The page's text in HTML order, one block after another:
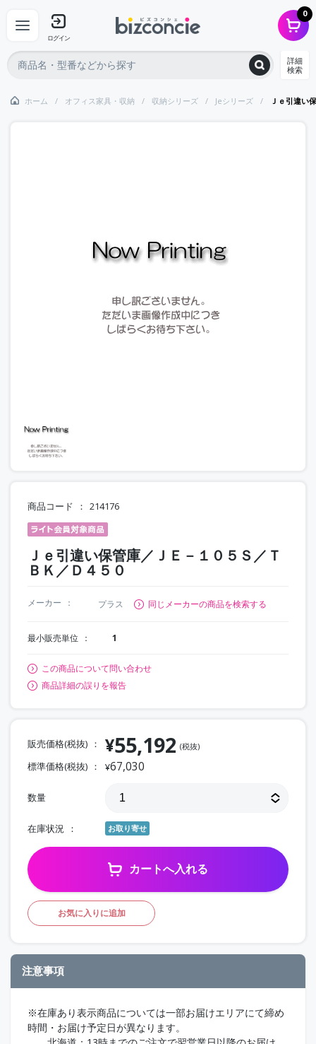
ログイン
0
詳細
検索
ホーム オフィス家具・収納 収納シリーズ Jeシリーズ Ｊｅ引違い
商品コード 214176
Ｊｅ引違い保管庫／ＪＥ－１０５Ｓ／Ｔ
ＢＫ／Ｄ４５０
メーカー プラス 同じメーカーの商品を検索する
最小販売単位 1
この商品について問い合わせ
商品詳細の誤りを報告
販売価格(税抜) ¥55,192 (税抜)
標準価格(税抜) ¥67,030
数量
在庫状況 お取り寄せ
カートへ入れる
お気に入りに追加
注意事項
※在庫あり表示商品については一部お届けエリアにて締め
時間・お届け予定日が異なります。